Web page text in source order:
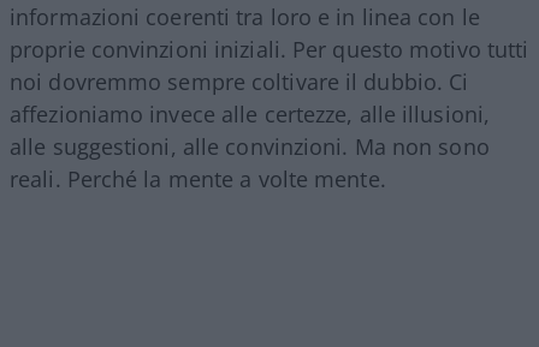
informazioni coerenti tra loro e in linea con le
proprie convinzioni iniziali. Per questo motivo tutti
noi dovremmo sempre coltivare il dubbio. Ci
affezioniamo invece alle certezze, alle illusioni,
alle suggestioni, alle convinzioni. Ma non sono
reali. Perché la mente a volte mente.